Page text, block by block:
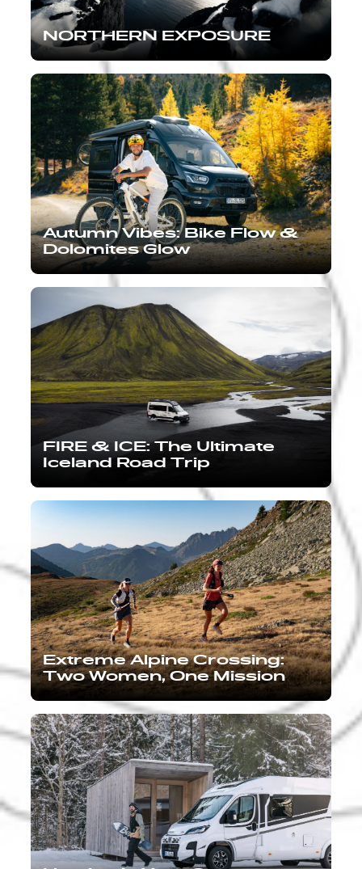
NORTHERN EXPOSURE
Autumn Vibes: Bike Flow &
Dolomites Glow
FIRE & ICE: The Ultimate
Iceland Road Trip
Extreme Alpine Crossing:
Two Women, One Mission